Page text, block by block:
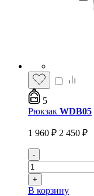
5
Рюкзак WDB05
1 960 ₽ 2 450 ₽
-
+
В корзину